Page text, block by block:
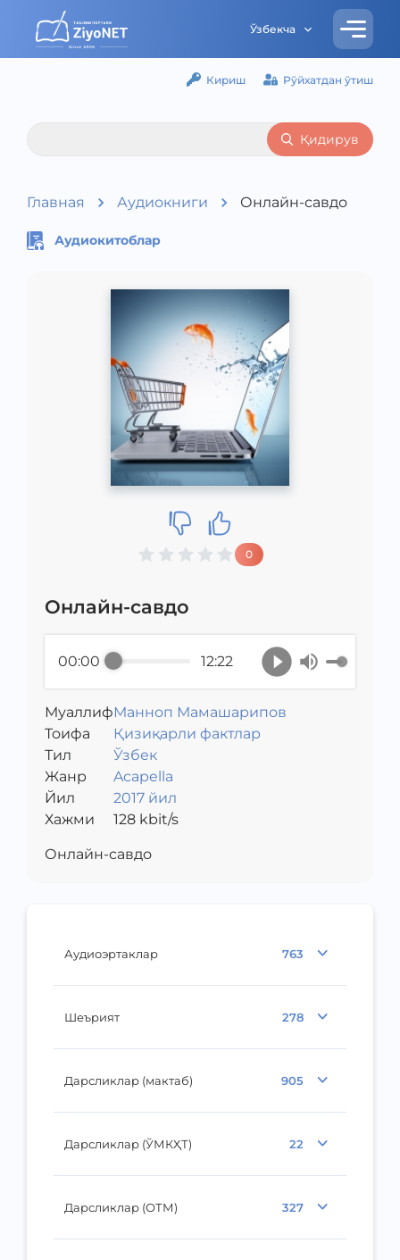
Ўзбекча
Кириш Рўйхатдан ўтиш
Қидирув
Главная Аудиокниги Онлайн-савдо
Аудиоэртаклар 763
Шеърият 278
Дарсликлар (мактаб) 905
Дарсликлар (ЎМКҲТ) 22
Дарсликлар (ОТМ) 327
Аудиокитоблар
0
Онлайн-савдо
00:00 12:22
МуаллифМанноп Мамашарипов
Toифа
Қизиқарли фактлар
Тил
Ўзбек
Жанр
Acapella
Йил
2017 йил
Хажми
128kbit/s
Онлайн-савдо